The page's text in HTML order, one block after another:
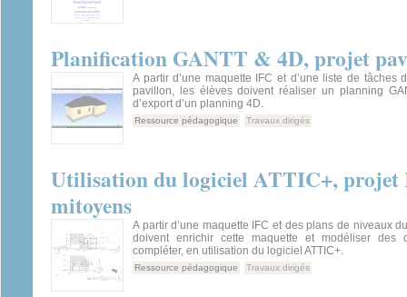
Planification GANTT & 4D, projet
A partir d’une maquette IFC et d’une liste de tâches
pavillon, les élèves doivent réaliser un planning
d’export d’un planning 4D.
Ressource pédagogique Travaux dirigés
Utilisation du logiciel ATTIC+, projet
mitoyens
A partir d’une maquette IFC et des plans de niveaux
doivent enrichir cette maquette et modéliser des
compléter, en utilisation du logiciel ATTIC+.
Ressource pédagogique Travaux dirigés